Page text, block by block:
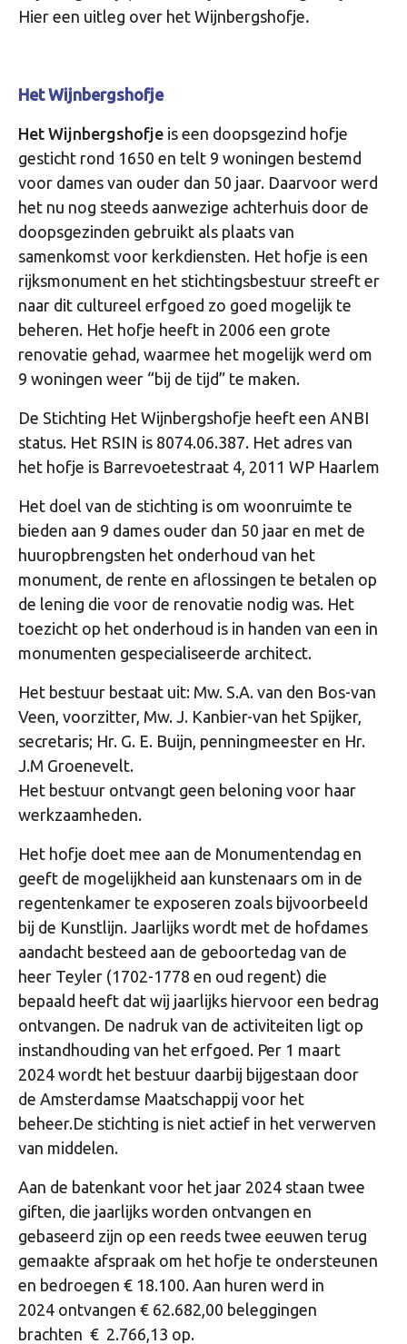
Hier een uitleg over het Wijnbergshofje.
Het Wijnbergshofje
Het Wijnbergshofje is een doopsgezind hofje
gesticht rond 1650 en telt 9 woningen bestemd
voor dames van ouder dan 50 jaar. Daarvoor werd
het nu nog steeds aanwezige achterhuis door de
doopsgezinden gebruikt als plaats van
samenkomst voor kerkdiensten. Het hofje is een
rijksmonument en het stichtingsbestuur streeft er
naar dit cultureel erfgoed zo goed mogelijk te
beheren. Het hofje heeft in 2006 een grote
renovatie gehad, waarmee het mogelijk werd om
9 woningen weer “bij de tijd” te maken.
De Stichting Het Wijnbergshofje heeft een ANBI
status. Het RSIN is 8074.06.387. Het adres van
het hofje is Barrevoetestraat 4, 2011 WP Haarlem
Het doel van de stichting is om woonruimte te
bieden aan 9 dames ouder dan 50 jaar en met de
huuropbrengsten het onderhoud van het
monument, de rente en aflossingen te betalen op
de lening die voor de renovatie nodig was. Het
toezicht op het onderhoud is in handen van een in
monumenten gespecialiseerde architect.
Het bestuur bestaat uit: Mw. S.A. van den Bos-van
Veen, voorzitter, Mw. J. Kanbier-van het Spijker,
secretaris; Hr. G. E. Buijn, penningmeester en Hr.
J.M Groenevelt.
Het bestuur ontvangt geen beloning voor haar
werkzaamheden.
Het hofje doet mee aan de Monumentendag en
geeft de mogelijkheid aan kunstenaars om in de
regentenkamer te exposeren zoals bijvoorbeeld
bij de Kunstlijn. Jaarlijks wordt met de hofdames
aandacht besteed aan de geboortedag van de
heer Teyler (1702-1778 en oud regent) die
bepaald heeft dat wij jaarlijks hiervoor een bedrag
ontvangen. De nadruk van de activiteiten ligt op
instandhouding van het erfgoed. Per 1 maart
2024 wordt het bestuur daarbij bijgestaan door
de Amsterdamse Maatschappij voor het
beheer.De stichting is niet actief in het verwerven
van middelen.
Aan de batenkant voor het jaar 2024 staan twee
giften, die jaarlijks worden ontvangen en
gebaseerd zijn op een reeds twee eeuwen terug
gemaakte afspraak om het hofje te ondersteunen
en bedroegen € 18.100. Aan huren werd in
2024 ontvangen € 62.682,00 beleggingen
brachten € 2.766,13 op.